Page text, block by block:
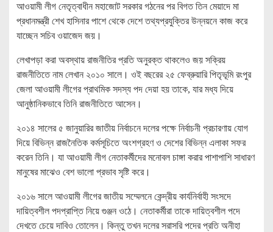
আওয়ামী লীগ নেতৃত্বাধীন মহাজোট সরকার গঠনের পর বিগত তিন মেয়াদে মা
প্রধানমন্ত্রী শেখ হাসিনার পাশে থেকে দেশে তথ্যপ্রযুক্তির উন্নয়নে কাজ করে
যাচ্ছেন সচিব ওয়াজেদ জয়।
লেখাপড়া করা অবস্থায় রাজনীতির প্রতি অনুরক্ত থাকলেও জয় সক্রিয়
রাজনীতিতে নাম লেখান ২০১০ সালে। ওই বছরের ২৫ ফেব্রুয়ারি পিতৃভূমি রংপুর
জেলা আওয়ামী লীগের প্রাথমিক সদস্য পদ দেয়া হয় তাকে, যার মধ্য দিয়ে
আনুষ্ঠানিকভাবে তিনি রাজনীতিতে আসেন।
২০১৪ সালের ৫ জানুয়ারির জাতীয় নির্বাচনে দলের পক্ষে নির্বাচনী প্রচারণায় যোগ
দিয়ে বিভিন্ন রাজনৈতিক কর্মসূচিতে অংশগ্রহণ ও দেশের বিভিন্ন এলাকা সফর
করেন তিনি। যা আওয়ামী লীগ নেতাকর্মীদের মনোবল চাঙ্গা করার পাশাপাশি সাধারণ
মানুষের মাঝেও বেশ ভালো প্রভাব সৃষ্টি করে।
২০১৬ সালে আওয়ামী লীগের জাতীয় সম্মেলনে কেন্দ্রীয় কার্যনির্বাহী সংসদে
দায়িত্বশীল পদপ্রাপ্তি নিয়ে গুঞ্জন ওঠে। নেতাকর্মীরা তাকে দায়িত্বশীল পদে
দেখতে চেয়ে দাবিও তোলেন। কিন্তু তখন দলের সরাসরি পদের প্রতি অনীহা